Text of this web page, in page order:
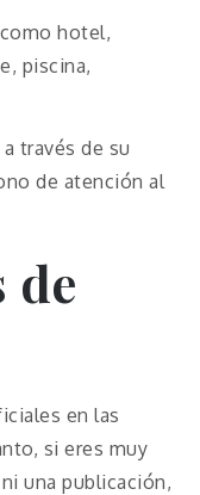
hotel,
piscina,
través de su
de atención al
de
en las
si eres muy
una publicación,